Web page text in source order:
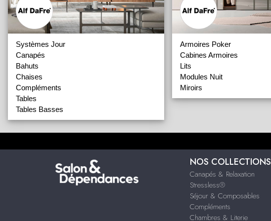
Systèmes Jour
Canapés
Bahuts
Chaises
Compléments
Tables
Tables Basses
Armoires Poker
Cabines Armoires
Lits
Modules Nuit
Miroirs
NOS COLLECTIONS
Canapés & Relaxation
Stressless®
Séjour & Composables
Compléments
Chambres & Literie